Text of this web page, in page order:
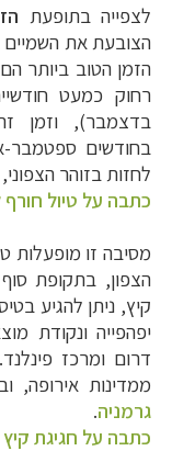
לצפייה בתופעת
הצובעת את השמיים
הזמן הטוב ביותר
בדצמבר), וזמן
בחודשים ספטמבר-
לחזות בזוהר
כתבה על טיול
מסיבה זו מופעלות
הצפון, בתקופת
קיץ, ניתן להגיע
יפהפייה ונקודת
דרום ומרכז
ממדינות אירופה,
גרמניה.
כתבה על חגיגת קיץ